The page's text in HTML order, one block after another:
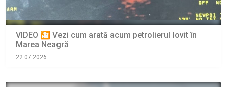
VIDEO 🎦 Vezi cum arată acum petrolierul lovit în
Marea Neagră
22.07.2026